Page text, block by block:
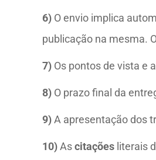
6) O envio implica
publicação na mesma.
7) Os pontos de vista e
8) O prazo final da
9)A apresentação dos
10)Ascitações literais